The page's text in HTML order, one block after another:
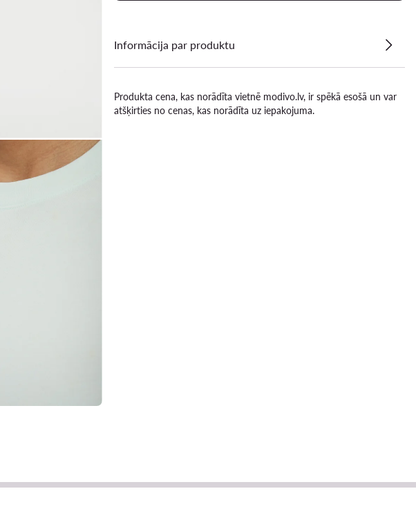
Informācija par produktu
Produkta cena, kas norādīta vietnē modivo.lv, ir spēkā esošā un var
atšķirties no cenas, kas norādīta uz iepakojuma.